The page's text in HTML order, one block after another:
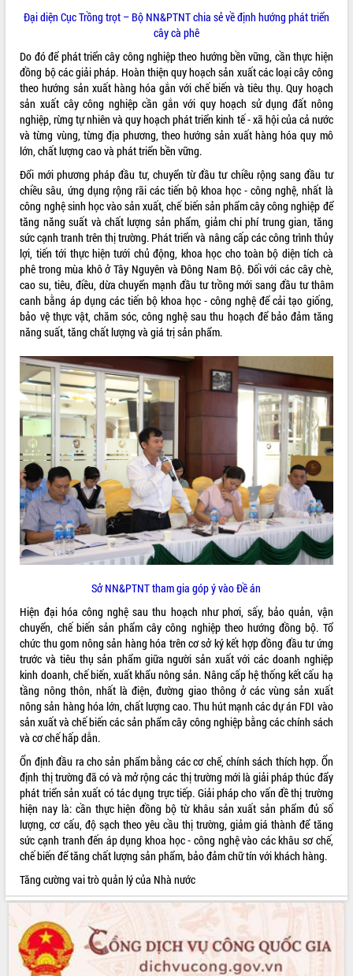
Đại diện Cục Trồng trọt – Bộ NN&PTNT chia sẻ về định hướng phát triển
cây cà phê
Do đó để phát triển cây công nghiệp theo hướng bền vững, cần thực hiện
đồng bộ các giải pháp. Hoàn thiện quy hoạch sản xuất các loại cây công
theo hướng sản xuất hàng hóa gắn với chế biến và tiêu thụ. Quy hoạch
sản xuất cây công nghiệp cần gắn với quy hoạch sử dụng đất nông
nghiệp, rừng tự nhiên và quy hoạch phát triển kinh tế - xã hội của cả nước
và từng vùng, từng địa phương, theo hướng sản xuất hàng hóa quy mô
lớn, chất lượng cao và phát triển bền vững.
Đổi mới phương pháp đầu tư, chuyển từ đầu tư chiều rộng sang đầu tư
chiều sâu, ứng dụng rộng rãi các tiến bộ khoa học - công nghệ, nhất là
công nghệ sinh học vào sản xuất, chế biến sản phẩm cây công nghiệp để
tăng năng suất và chất lượng sản phẩm, giảm chi phí trung gian, tăng
sức cạnh tranh trên thị trường. Phát triển và nâng cấp các công trình thủy
lợi, tiến tới thực hiện tưới chủ động, khoa học cho toàn bộ diện tích cà
phê trong mùa khô ở Tây Nguyên và Đông Nam Bộ. Đối với các cây chè,
cao su, tiêu, điều, dừa chuyển mạnh đầu tư trồng mới sang đầu tư thâm
canh bằng áp dụng các tiến bộ khoa học - công nghệ để cải tạo giống,
bảo vệ thực vật, chăm sóc, công nghệ sau thu hoạch để bảo đảm tăng
năng suất, tăng chất lượng và giá trị sản phẩm.
Sở NN&PTNT tham gia góp ý vào Đề án
Hiện đại hóa công nghệ sau thu hoạch như phơi, sấy, bảo quản, vận
chuyển, chế biến sản phẩm cây công nghiệp theo hướng đồng bộ. Tổ
chức thu gom nông sản hàng hóa trên cơ sở ký kết hợp đồng đầu tư ứng
trước và tiêu thụ sản phẩm giữa người sản xuất với các doanh nghiệp
kinh doanh, chế biến, xuất khẩu nông sản. Nâng cấp hệ thống kết cấu hạ
tầng nông thôn, nhất là điện, đường giao thông ở các vùng sản xuất
nông sản hàng hóa lớn, chất lượng cao. Thu hút mạnh các dự án FDI vào
sản xuất và chế biến các sản phẩm cây công nghiệp bằng các chính sách
và cơ chế hấp dẫn.
Ổn định đầu ra cho sản phẩm bằng các cơ chế, chính sách thích hợp. Ổn
định thị trường đã có và mở rộng các thị trường mới là giải pháp thúc đẩy
phát triển sản xuất có tác dụng trực tiếp. Giải pháp cho vấn đề thị trường
hiện nay là: cần thực hiện đồng bộ từ khâu sản xuất sản phẩm đủ số
lượng, cơ cấu, độ sạch theo yêu cầu thị trường, giảm giá thành để tăng
sức cạnh tranh đến áp dụng khoa học - công nghệ vào các khâu sơ chế,
chế biến để tăng chất lượng sản phẩm, bảo đảm chữ tín với khách hàng.
Tăng cường vai trò quản lý của Nhà nước